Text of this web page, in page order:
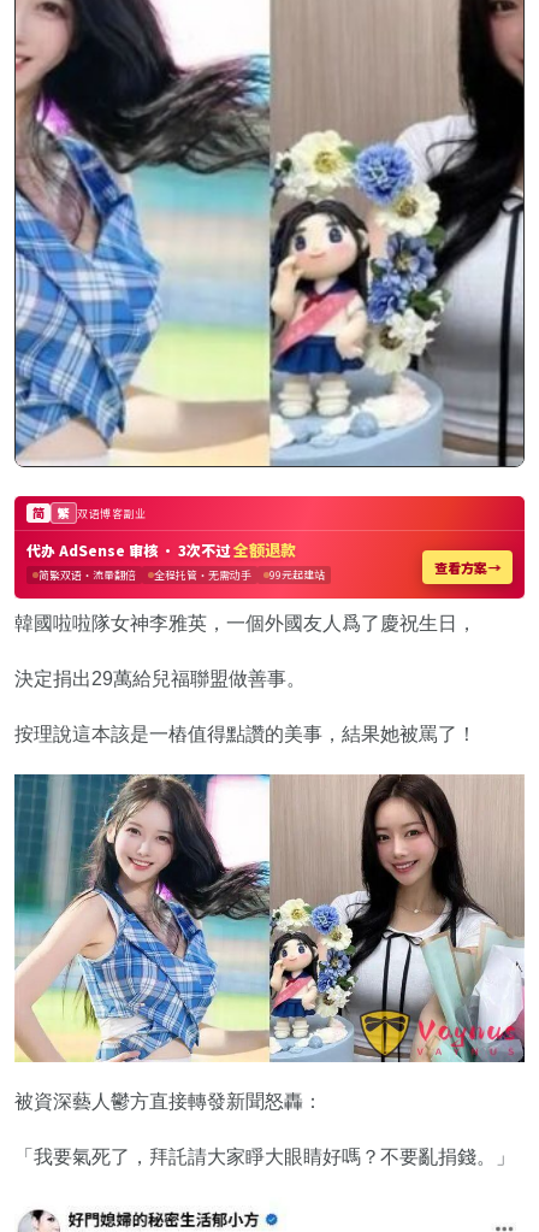
韓國啦啦隊女神李雅英，一個外國友人爲了慶祝生日，
決定捐出29萬給兒福聯盟做善事。
按理說這本該是一樁值得點讚的美事，結果她被罵了！
被資深藝人鬱方直接轉發新聞怒轟：
「我要氣死了，拜託請大家睜大眼睛好嗎？不要亂捐錢。」